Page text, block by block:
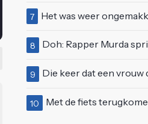
7 Het was weer ongemakkelijk stil in
8 Doh: Rapper Murda springt zichzelf
9 Die keer dat een vrouw dacht dat
10 Met de fiets